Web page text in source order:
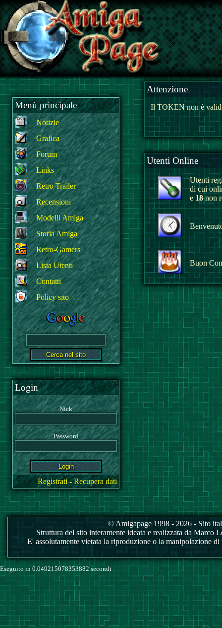
Menù principale
Notizie
Grafica
Forum
Links
Retro Trailer
Recensioni
Modelli Amiga
Storia Amiga
Retro-Gamers
Lista Utenti
Contatti
Policy sito
Login
Nick
Password
Registrati-Recupera dati
Attenzione
Il TOKEN non è
Utenti Online
Utenti
di cui
e 18non
Buon
© Amigapage 1998 - 2026 - Sito
Struttura del sito interamente ideata e realizzata da
E' assolutamente vietata la riproduzione o la manipolazione
Eseguito in 0.049215078353882 secondi